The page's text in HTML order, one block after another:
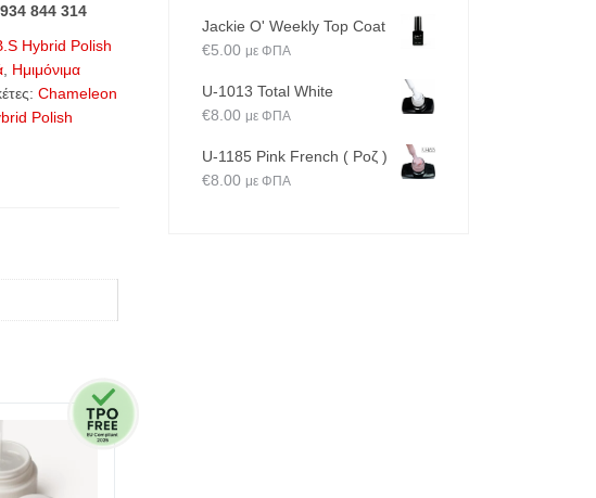
844 314
Hybrid Polish
, Ημιμόνιμα
Chameleon
Polish
Jackie O' Weekly Top Coat
€5.00 με ΦΠΑ
U-1013 Total White
€8.00 με ΦΠΑ
U-1185 Pink French ( Ροζ )
€8.00 με ΦΠΑ